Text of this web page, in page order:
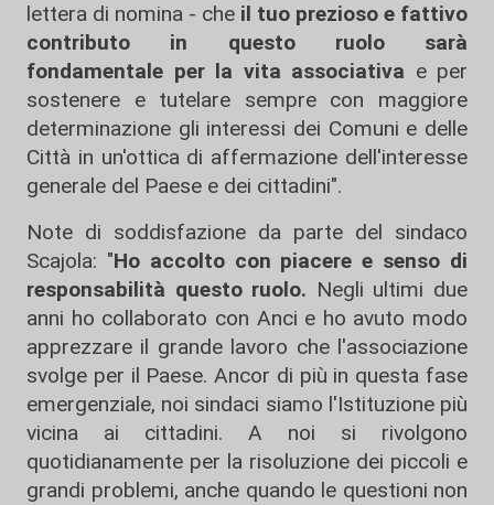
lettera di nomina - che il tuo prezioso e fattivo
contributo in questo ruolo sarà
fondamentale per la vita associativa e per
sostenere e tutelare sempre con maggiore
determinazione gli interessi dei Comuni e delle
Città in un'ottica di affermazione dell'interesse
generale del Paese e dei cittadini".
Note di soddisfazione da parte del sindaco
Scajola: "Ho accolto con piacere e senso di
responsabilità questo ruolo. Negli ultimi due
anni ho collaborato con Anci e ho avuto modo
apprezzare il grande lavoro che l'associazione
svolge per il Paese. Ancor di più in questa fase
emergenziale, noi sindaci siamo l'Istituzione più
vicina ai cittadini. A noi si rivolgono
quotidianamente per la risoluzione dei piccoli e
grandi problemi, anche quando le questioni non